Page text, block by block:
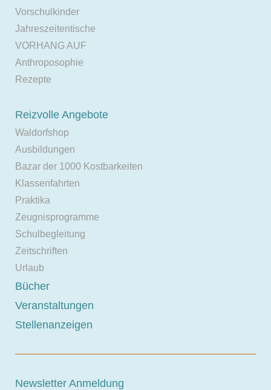
Vorschulkinder
Jahreszeitentische
VORHANG AUF
Anthroposophie
Rezepte
Reizvolle Angebote
Waldorfshop
Ausbildungen
Bazar der 1000 Kostbarkeiten
Klassenfahrten
Praktika
Zeugnisprogramme
Schulbegleitung
Zeitschriften
Urlaub
Bücher
Veranstaltungen
Stellenanzeigen
Newsletter Anmeldung